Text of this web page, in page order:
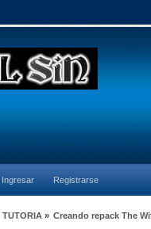
Ingresar Registrarse
TUTORIA» Creando repack The